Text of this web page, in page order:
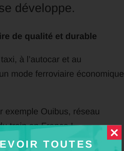
TOUTES
développe.
de qualité et durable
à l’autocar et au
mode ferroviaire économique
exemple Ouibus, réseau
train en France !